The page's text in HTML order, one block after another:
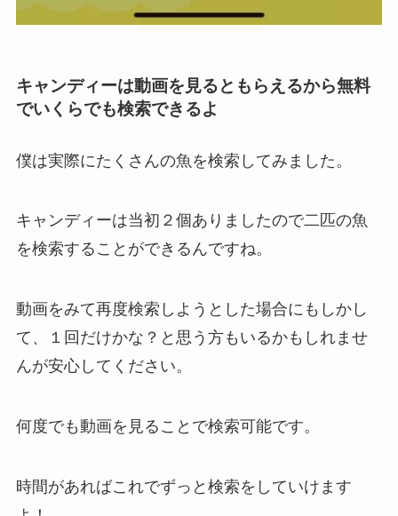
キャンディーは動画を見るともらえるから無料
でいくらでも検索できるよ
僕は実際にたくさんの魚を検索してみました。
キャンディーは当初２個ありましたので二匹の魚
を検索することができるんですね。
動画をみて再度検索しようとした場合にもしかし
て、１回だけかな？と思う方もいるかもしれませ
んが安心してください。
何度でも動画を見ることで検索可能です。
時間があればこれでずっと検索をしていけます